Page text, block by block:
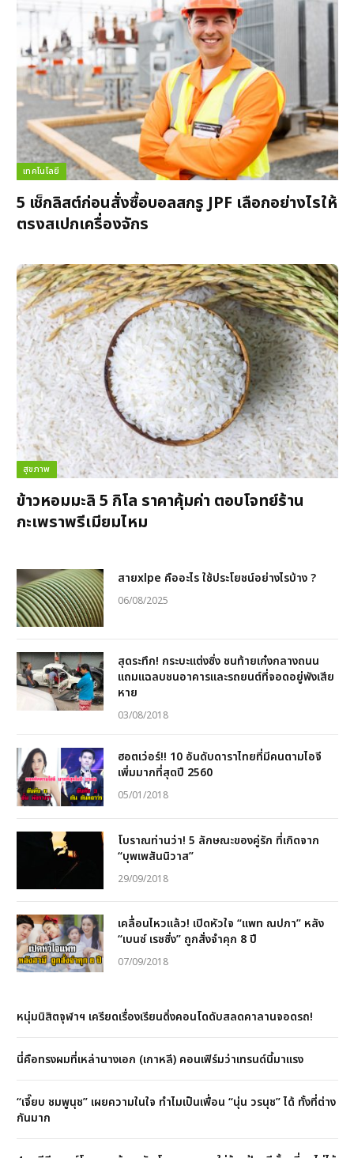
เทคโนโลยี
5 เช็กลิสต์ก่อนสั่งซื้อบอลสกรู JPF เลือกอย่างไรให้
ตรงสเปกเครื่องจักร
สุขภาพ
ข้าวหอมมะลิ 5 กิโล ราคาคุ้มค่า ตอบโจทย์ร้าน
กะเพราพรีเมียมไหม
สายxlpe คืออะไร ใช้ประโยชน์อย่างไรบ้าง ?
06/08/2025
สุดระทึก! กระบะแต่งซิ่ง ชนท้ายเก๋งกลางถนน
แถมแฉลบชนอาคารและรถยนต์ที่จอดอยู่พังเสีย
หาย
03/08/2018
ฮอตเว่อร์!! 10 อันดับดาราไทยที่มีคนตามไอจี
เพิ่มมากที่สุดปี 2560
05/01/2018
โบราณท่านว่า! 5 ลักษณะของคู่รัก ที่เกิดจาก
“บุพเพสันนิวาส”
29/09/2018
เคลื่อนไหวแล้ว! เปิดหัวใจ “แพท ณปภา” หลัง
“เบนซ์ เรซซิ่ง” ถูกสั่งจำคุก 8 ปี
07/09/2018
หนุ่มนิสิตจุฬาฯ เครียดเรื่องเรียนดิ่งคอนโดดับสลดคาลานจอดรถ!
นี่คือทรงผมที่เหล่านางเอก (เกาหลี) คอนเฟิร์มว่าเทรนด์นี้มาแรง
“เจี๊ยบ ชมพูนุช” เผยความในใจ ทำไมเป็นเพื่อน “นุ่น วรนุช” ได้ ทั้งที่ต่าง
กันมาก